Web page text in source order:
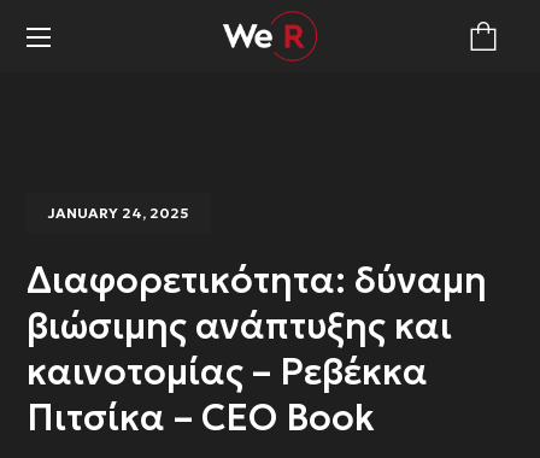
JANUARY 24, 2025
Διαφορετικότητα: δύναμη
βιώσιμης ανάπτυξης και
καινοτομίας – Ρεβέκκα
Πιτσίκα – CEO Book